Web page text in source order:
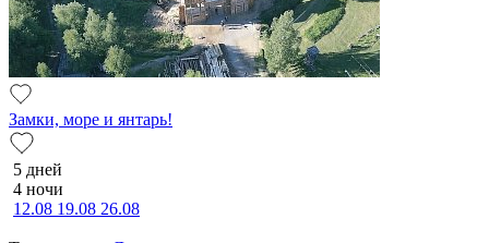
Замки, море и янтарь!
5 дней
4 ночи
12.08 19.08 26.08